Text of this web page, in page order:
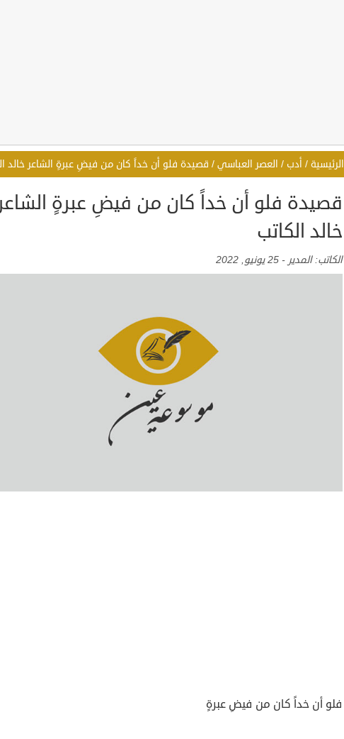
الرئيسية / أدب / العصر العباسي / قصيدة فلو أن خداً كان من فيضِ عبرةٍ الشاعر خالد
قصيدة فلو أن خداً كان من فيضِ عبرةٍ
خالد الكاتب
الكاتب:المدير - 25 يونيو, 2022
فلو أن خداً كان من فيضِ عبرةٍ